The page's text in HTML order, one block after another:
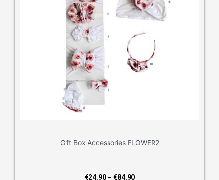
Gift Box Accessories FLOWER2
€24.90 – €84.90Price